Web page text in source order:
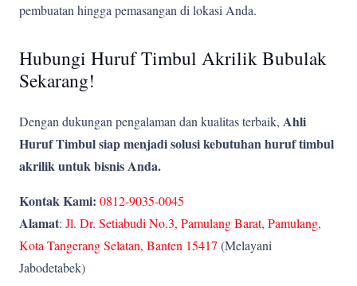
pembuatan hingga pemasangan di lokasi Anda.
Hubungi Huruf Timbul Akrilik Bubulak
Sekarang!
Dengan dukungan pengalaman dan kualitas terbaik, Ahli
Huruf Timbul siap menjadi solusi kebutuhan huruf timbul
akrilik untuk bisnis Anda.
Kontak Kami: 0812-9035-0045
Alamat: Jl. Dr. Setiabudi No.3, Pamulang Barat, Pamulang,
Kota Tangerang Selatan, Banten 15417 (Melayani
Jabodetabek)